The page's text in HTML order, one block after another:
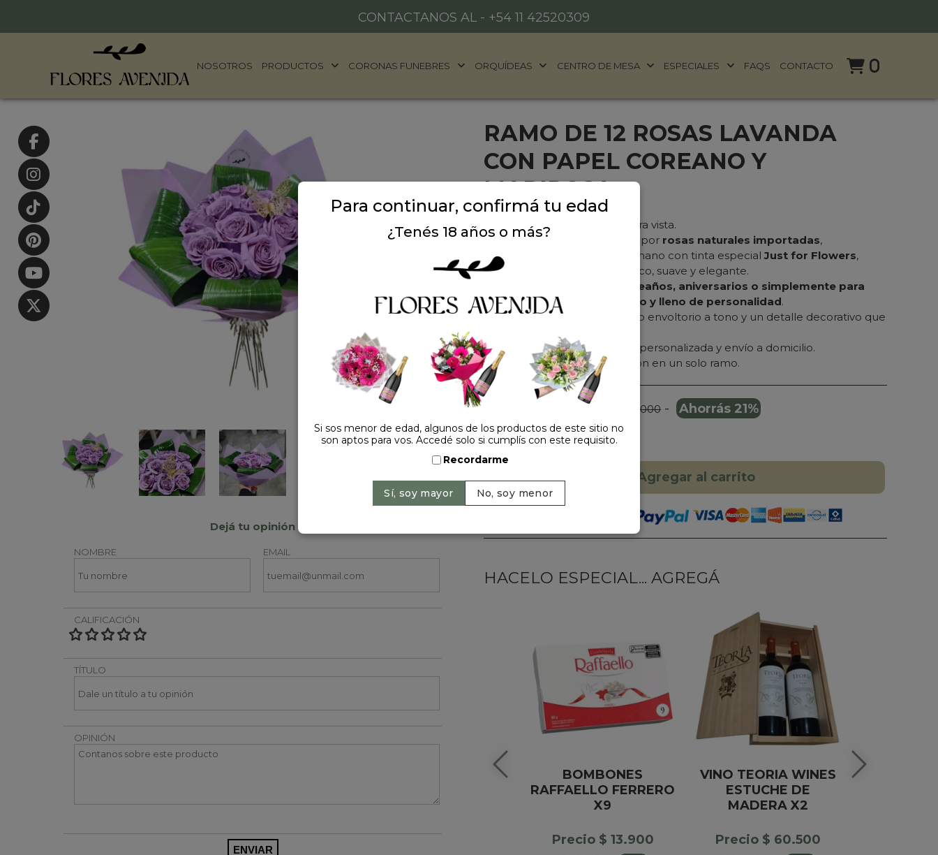
CONTACTANOS AL - +54 11 42520309
NOSOTROS PRODUCTOS CORONAS FUNEBRES ORQUÍDEAS CENTRO DE MESA ESPECIALES FAQS CONTACTO 0
Dejá tu opinión
NOMBRE EMAIL
CALIFICACIÓN
TÍTULO
OPINIÓN
RAMO DE 12 ROSAS LAVANDA
CON PAPEL COREANO Y
MARIPOSA
Un ramo que cautiva a primera vista.
Este arreglo está compuesto por rosas naturales importadas,
cuidadosamente pintadas a mano con tinta especialJust for Flowers,
logrando un tono lavanda único, suave y elegante.
regalos de cumpleaños, aniversarios o simplemente para
sorprender con algo distinto y lleno de personalidad.
El toque final lo da su delicado envoltorio a tono y un detalle decorativo que
📦 Incluye tarjeta dedicatoria personalizada y envío a domicilio.
💜 Regalá color, arte y emoción en un solo ramo.
Precio: $ 119.000 $ 150.000 - Ahorrás 21%
Cantidad:
Agregar al carrito
HACELO ESPECIAL... AGREGÁ
BOMBONES
RAFFAELLO FERRERO
X9
Precio $ 13.900
VINO TEORIA WINES
ESTUCHE DE
MADERA X2
Precio $ 60.500
Para continuar, confirmá tu edad
¿Tenés 18 años o más?
Si sos menor de edad, algunos de los productos de este sitio no
son aptos para vos. Accedé solo si cumplís con este requisito.
Recordarme